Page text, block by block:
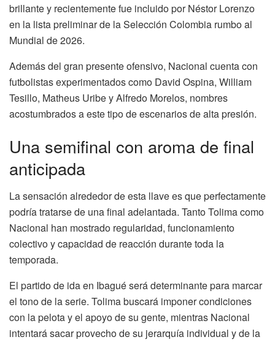
brillante y recientemente fue incluido por Néstor Lorenzo
en la lista preliminar de la Selección Colombia rumbo al
Mundial de 2026.
Además del gran presente ofensivo, Nacional cuenta con
futbolistas experimentados como David Ospina, William
Tesillo, Matheus Uribe y Alfredo Morelos, nombres
acostumbrados a este tipo de escenarios de alta presión.
Una semifinal con aroma de final
anticipada
La sensación alrededor de esta llave es que perfectamente
podría tratarse de una final adelantada. Tanto Tolima como
Nacional han mostrado regularidad, funcionamiento
colectivo y capacidad de reacción durante toda la
temporada.
El partido de ida en Ibagué será determinante para marcar
el tono de la serie. Tolima buscará imponer condiciones
con la pelota y el apoyo de su gente, mientras Nacional
intentará sacar provecho de su jerarquía individual y de la